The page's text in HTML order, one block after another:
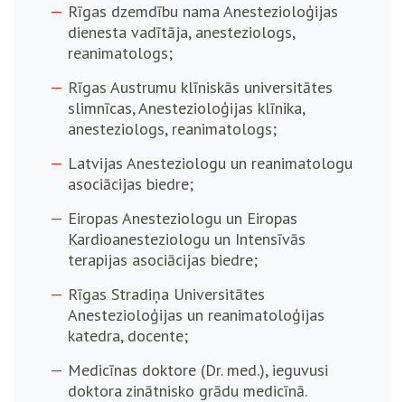
Rīgas dzemdību nama Anestezioloģijas
dienesta vadītāja, anesteziologs,
reanimatologs;
Rīgas Austrumu klīniskās universitātes
slimnīcas, Anestezioloģijas klīnika,
anesteziologs, reanimatologs;
Latvijas Anesteziologu un reanimatologu
asociācijas biedre;
Eiropas Anesteziologu un Eiropas
Kardioanesteziologu un Intensīvās
terapijas asociācijas biedre;
Rīgas Stradiņa Universitātes
Anestezioloģijas un reanimatoloģijas
katedra, docente;
Medicīnas doktore (Dr. med.), ieguvusi
doktora zinātnisko grādu medicīnā.